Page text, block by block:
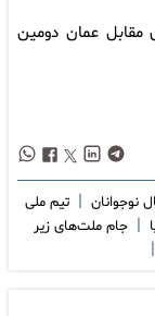
مقابل عمان دومین
نوجوانان | تیم ملی
| جام ملت‌های زیر
|